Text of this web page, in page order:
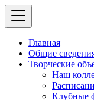
Главная
Общие
Творческие
Наш
Клубные